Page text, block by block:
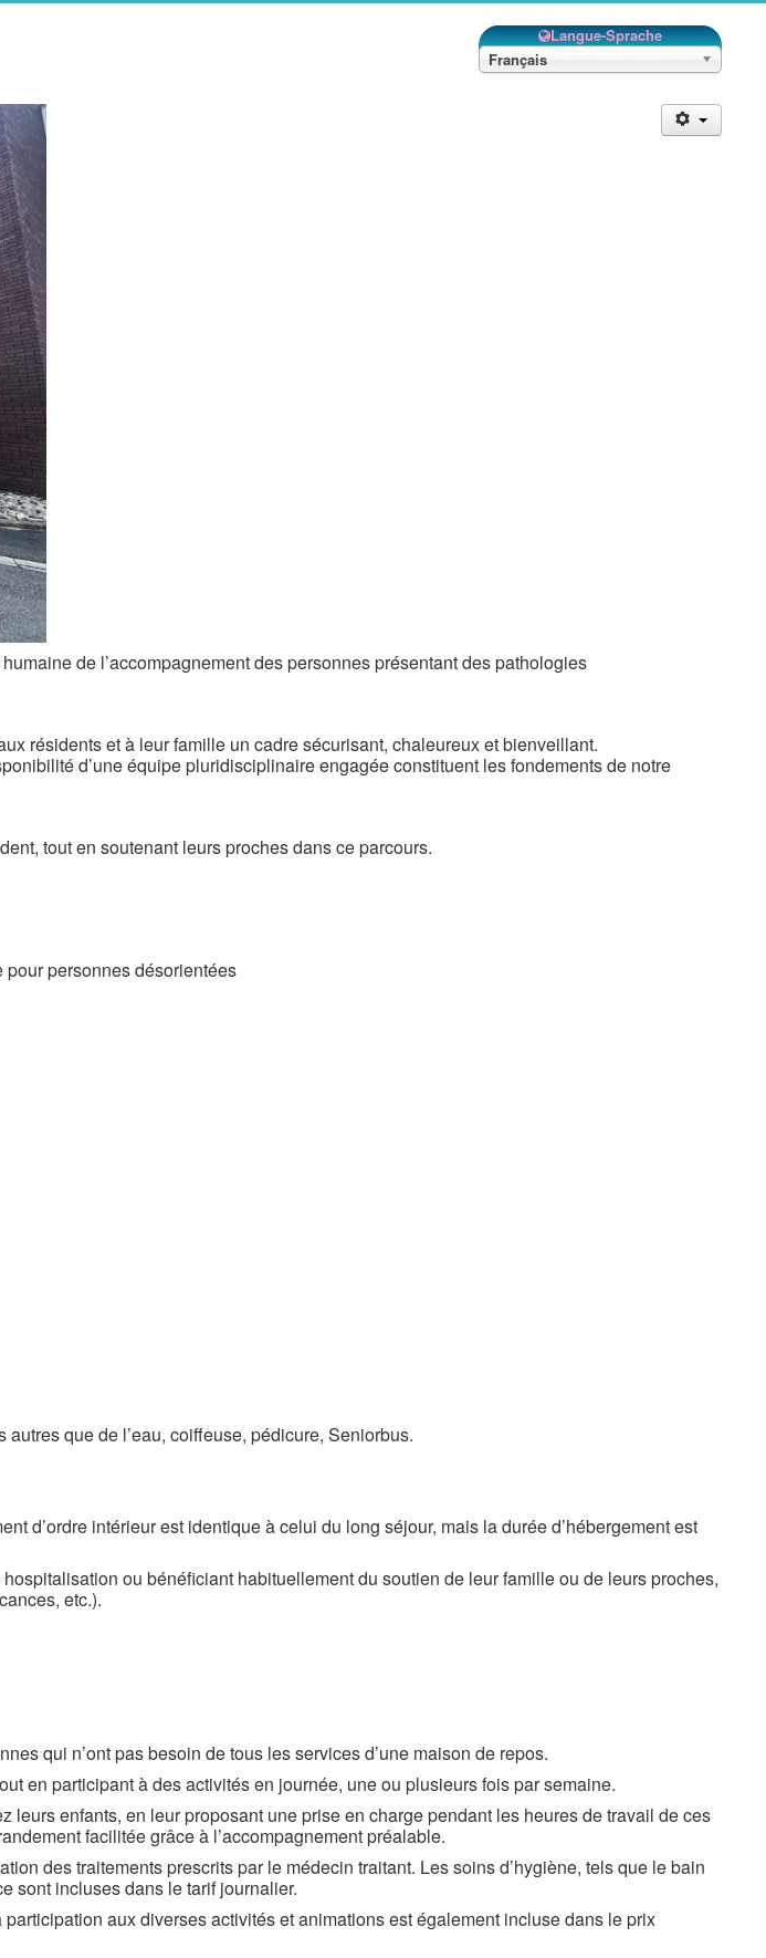
Langue-Sprache
Français
de l’accompagnement des personnes présentant des pathologies
résidents et à leur famille un cadre sécurisant, chaleureux et bienveillant.
d’une équipe pluridisciplinaire engagée constituent les fondements de notre
tout en soutenant leurs proches dans ce parcours.
personnes désorientées
que de l’eau, coiffeuse, pédicure, Seniorbus.
d’ordre intérieur est identique à celui du long séjour, mais la durée d’hébergement est
ou bénéficiant habituellement du soutien de leur famille ou de leurs proches,
etc.).
qui n’ont pas besoin de tous les services d’une maison de repos.
en participant à des activités en journée, une ou plusieurs fois par semaine.
enfants, en leur proposant une prise en charge pendant les heures de travail de ces
facilitée grâce à l’accompagnement préalable.
des traitements prescrits par le médecin traitant. Les soins d’hygiène, tels que le bain
sont incluses dans le tarif journalier.
aux diverses activités et animations est également incluse dans le prix